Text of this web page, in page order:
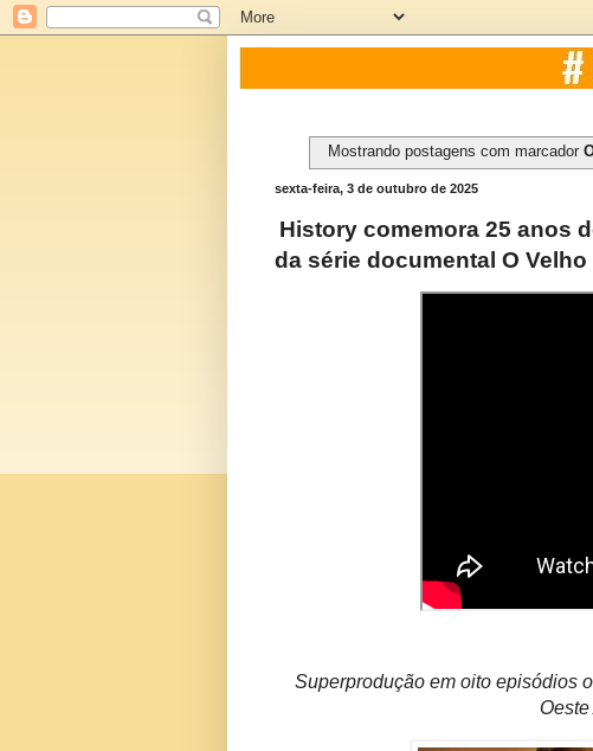
Mostrando postagens com marcador
sexta-feira, 3 de outubro de 2025
History comemora 25 anos
da série documental O
Superprodução em oito episódios